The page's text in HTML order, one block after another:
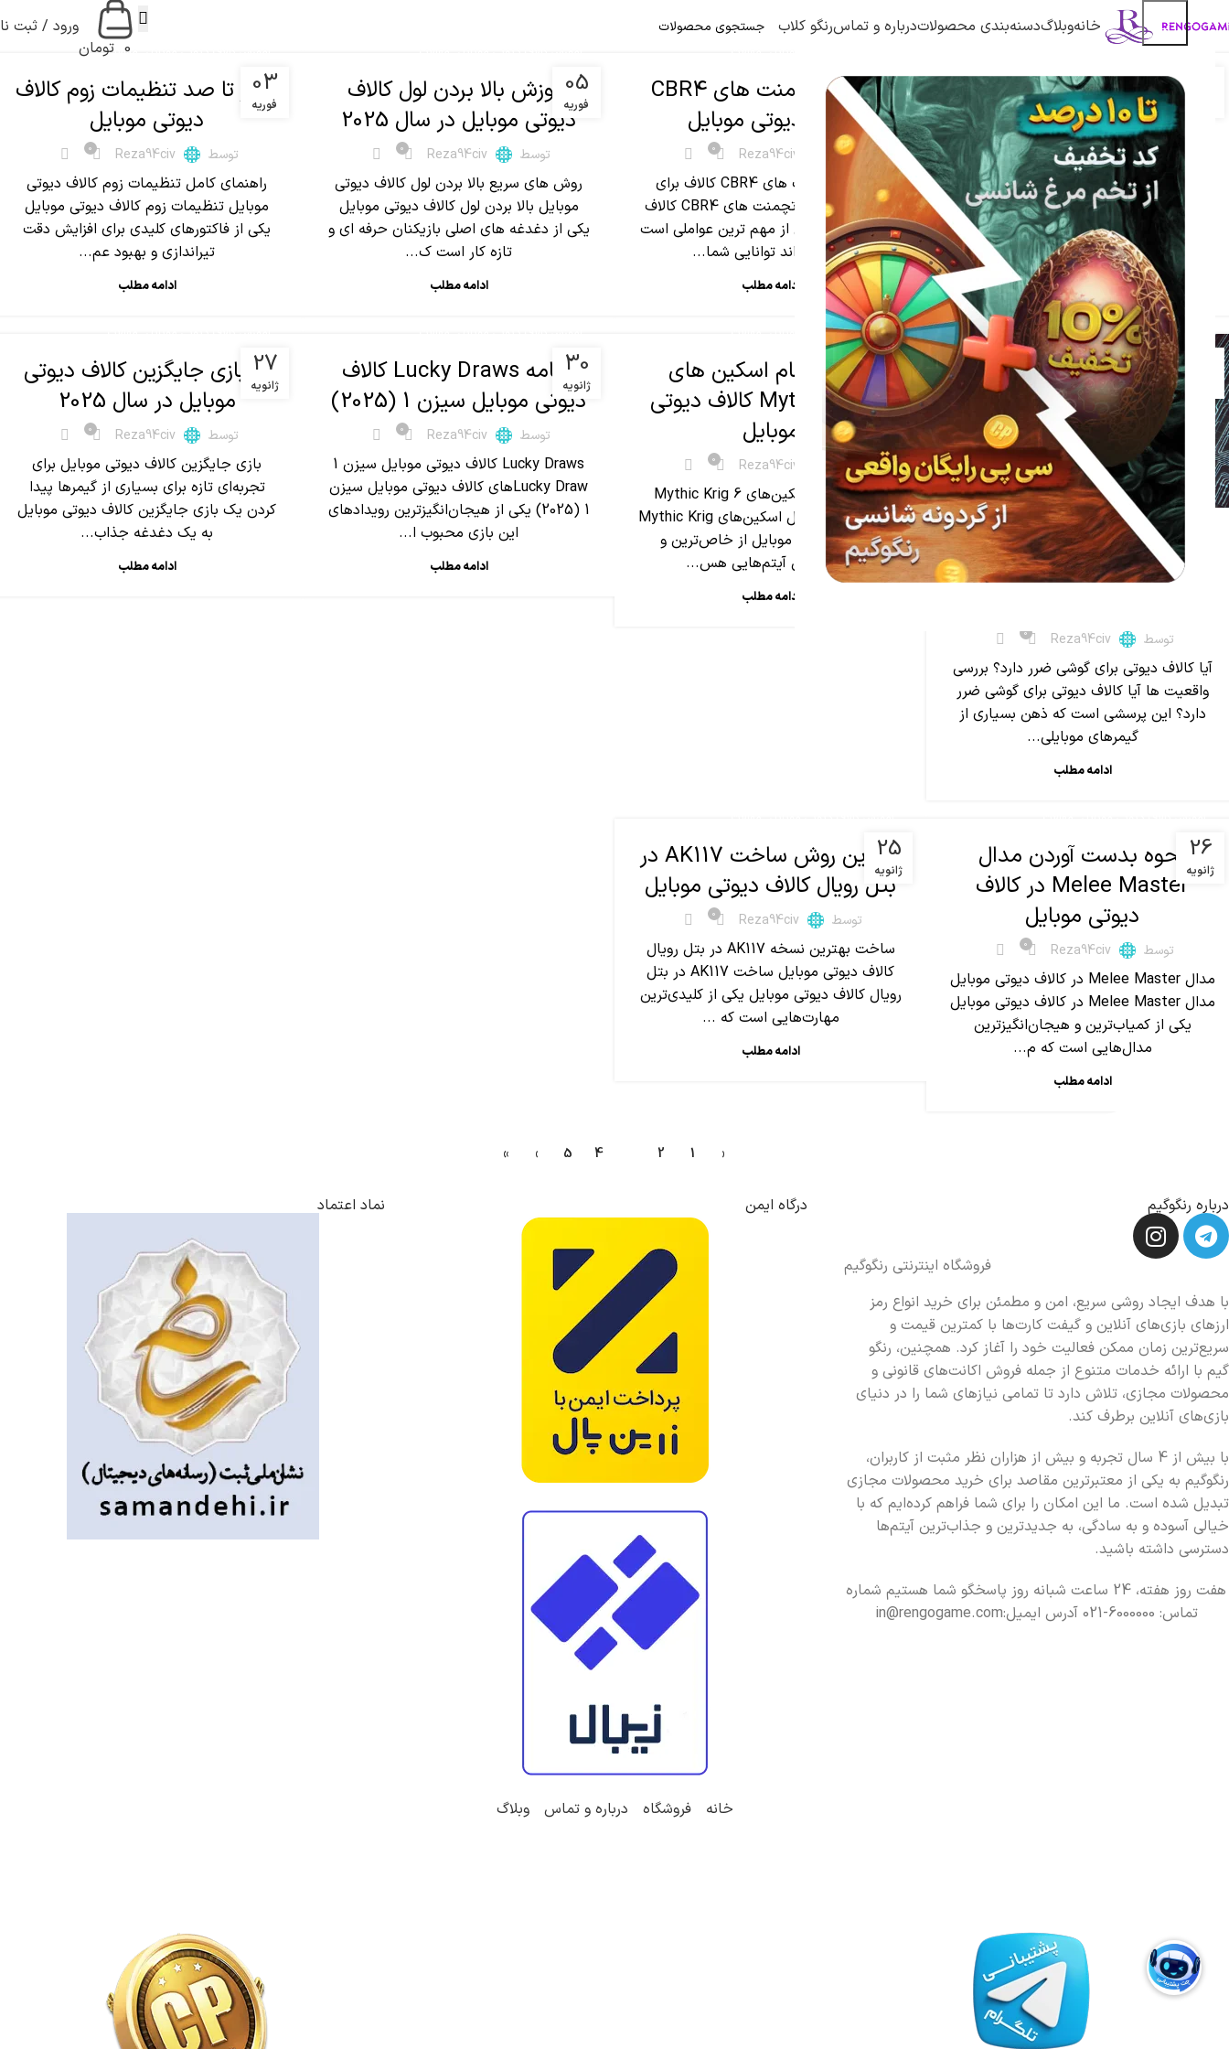
خانهوبلاگدسنه‌بندی محصولاتدرباره و تماسرنگو کلاب
0 تومان
ورود / ثبت
معرفی کارکتر متیک سوفیا در
کالاف دیوتی موبایل
توسط Reza94civ
0
کارکتر متیک سوفیا در کالاف و نکات حرفه ای
کارکتر متیک سوفیا در کالاف دیوتی موبایل
یکی از جذاب ترین و قدرتمندترین شخصیت
هایی است که هر ...
ادامه مطلب
06
فوریه
بهترین اتچمنت های CBR۴
کالاف دیوتی موبایل
توسط Reza94civ
0
بهترین اتچمنت های CBR4 کالاف برای
عملکرد حرفه ای اتچمنت های CBR4 کالاف
دیوتی موبایل یکی از مهم ترین عواملی است
که می تواند توانایی شما...
ادامه مطلب
05
فوریهآموزش بالا بردن لول کالاف
دیوتی موبایل در سال 2025
توسط Reza94civ
0
روش های سریع بالا بردن لول کالاف دیوتی
موبایل بالا بردن لول کالاف دیوتی موبایل
یکی از دغدغه های اصلی بازیکنان حرفه ای و
تازه کار است ک...
ادامه مطلب
03
فوریه
مقالات
صفر تا صد تنظیمات زوم کالاف
دیوتی موبایل
توسط Reza94civ
0
راهنمای کامل تنظیمات زوم کالاف دیوتی
موبایل تنظیمات زوم کالاف دیوتی موبایل
یکی از فاکتورهای کلیدی برای افزایش دقت
تیراندازی و بهبود عم...
ادامه مطلب
آموزش کالاف دیوتی موبایل,مقالات
آیا کالاف دیوتی برای گوشی
ضرر دارد؟پشت پرده این خبر
توسط Reza94civ
0
آیا کالاف دیوتی برای گوشی ضرر دارد؟ بررسی
واقعیت ها آیا کالاف دیوتی برای گوشی ضرر
دارد؟ این پرسشی است که ذهن بسیاری از
گیمرهای موبایلی...
ادامه مطلب
01
فوریه
آموزش کالاف دیوتی موبایل
بررسی تمام اسکین های
Mythic Krig 6 کالاف دیوتی
موبایل
توسط Reza94civ
0
معرفی کامل اسکین‌های Mythic Krig 6
کالاف دیوتی موبایل اسکین‌های Mythic Krig
6 کالاف دیوتی موبایل از خاص‌ترین و
کمیاب‌ترین آیتم‌هایی هس...
ادامه مطلب
30
ژانویه
برنامه Lucky Draws کالاف
دیوتی موبایل سیزن 1 (2025)
توسط Reza94civ
0
Lucky Draws کالاف دیوتی موبایل سیزن 1
Lucky Drawهای کالاف دیوتی موبایل سیزن
1 (2025) یکی از هیجان‌انگیزترین رویدادهای
این بازی محبوب ا...
ادامه مطلب
27
ژانویه
10 بازی جایگزین کالاف دیوتی
موبایل در سال 2025
توسط Reza94civ
0
بازی جایگزین کالاف دیوتی موبایل برای
تجربه‌ای تازه برای بسیاری از گیمرها پیدا
کردن یک بازی جایگزین کالاف دیوتی موبایل
به یک دغدغه جذاب...
ادامه مطلب
26
ژانویه
نحوه بدست آوردن مدال
Melee Master در کالاف
دیوتی موبایل
توسط Reza94civ
0
مدال Melee Master در کالاف دیوتی موبایل
مدال Melee Master در کالاف دیوتی موبایل
یکی از کمیاب‌ترین و هیجان‌انگیزترین
مدال‌هایی است که م...
ادامه مطلب
25
ژانویه
بهترین روش ساخت AK117 در
بتل رویال کالاف دیوتی موبایل
توسط Reza94civ
0
ساخت بهترین نسخه AK117 در بتل رویال
کالاف دیوتی موبایل ساخت AK117 در بتل
رویال کالاف دیوتی موبایل یکی از کلیدی‌ترین
مهارت‌هایی است که ...
ادامه مطلب
‹
1
2
4
5
›
»
درباره رنگوگیم
فروشگاه اینترنتی رنگوگیم
با هدف ایجاد روشی سریع، امن و مطمئن برای خرید انواع رمز
ارزهای بازی‌های آنلاین و گیفت کارت‌ها با کمترین قیمت و
سریع‌ترین زمان ممکن فعالیت خود را آغاز کرد. همچنین، رنگو
گیم با ارائه خدمات متنوع از جمله فروش اکانت‌های قانونی و
محصولات مجازی، تلاش دارد تا تمامی نیازهای شما را در دنیای
بازی‌های آنلاین برطرف کند.
با بیش از 4 سال تجربه و بیش از هزاران نظر مثبت از کاربران،
رنگوگیم به یکی از معتبرترین مقاصد برای خرید محصولات مجازی
تبدیل شده است. ما این امکان را برای شما فراهم کرده‌ایم که با
خیالی آسوده و به سادگی، به جدیدترین و جذاب‌ترین آیتم‌ها
دسترسی داشته باشید.
هفت روز هفته، 24 ساعت شبانه روز پاسخگو شما هستیم شماره
تماس: 6000000-021 آدرس ایمیل:in@rengogame.com
درگاه ایمن نماد اعتماد
خانه فروشگاه درباره و تماس وبلاگ